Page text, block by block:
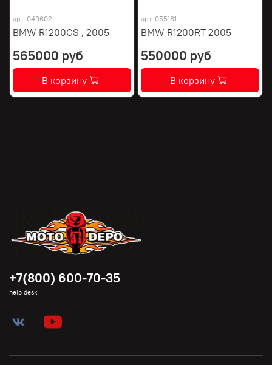
арт. 049602
BMW R1200GS , 2005
565000 руб
В корзину
арт. 055181
BMW R1200RT 2005
550000 руб
В корзину
+7(800) 600-70-35
help desk